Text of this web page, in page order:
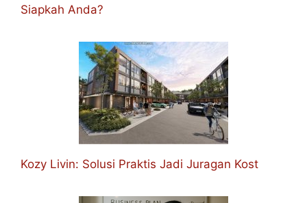
Siapkah Anda?
Kozy Livin: Solusi Praktis Jadi Juragan Kost